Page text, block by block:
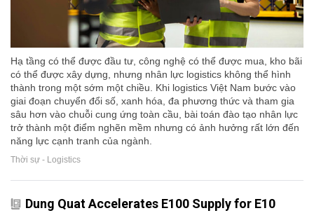
Hạ tầng có thể được đầu tư, công nghệ có thể được mua, kho bãi
có thể được xây dựng, nhưng nhân lực logistics không thể hình
thành trong một sớm một chiều. Khi logistics Việt Nam bước vào
giai đoạn chuyển đổi số, xanh hóa, đa phương thức và tham gia
sâu hơn vào chuỗi cung ứng toàn cầu, bài toán đào tạo nhân lực
trở thành một điểm nghẽn mềm nhưng có ảnh hưởng rất lớn đến
năng lực cạnh tranh của ngành.
Thời sự - Logistics
Dung Quat Accelerates E100 Supply for E10